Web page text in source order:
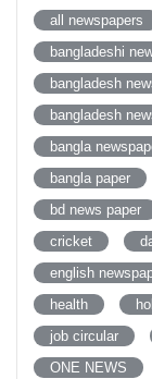
all newspapers
bangladeshi
bangladesh
bangladesh
bangla
bangla paper
bd news paper
cricket
english
health
job circular
ONE NEWS